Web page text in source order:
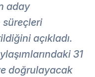
aday
açıkladı.
31
doğrulayacak